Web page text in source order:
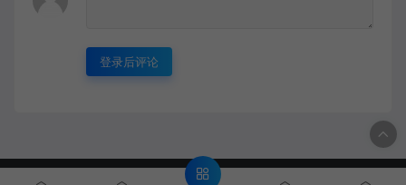
登录后评论
© 2020 MMYX - MMYX.CC & WordPress Theme. All rights